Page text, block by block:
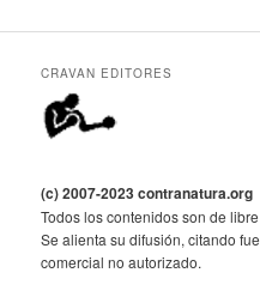
CRAVAN EDITORES
(c) 2007-2023 contranatura.org
Todos los contenidos son de
Se alienta su difusión, citando
comercial no autorizado.